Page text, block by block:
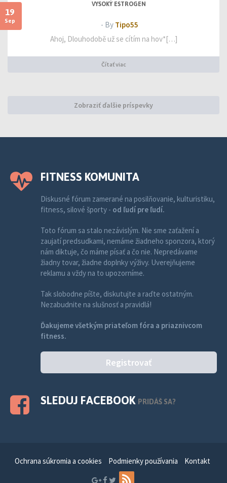
19
Sep
VYSOKÝ ESTROGEN
- By Tipo55
Ahoj, Dlouhodobě už se cítím na hov*[…]
Čítať viac
Zobraziť ďalšie príspevky
FITNESS KOMUNITA
Diskusné fórum zamerané na posilňovanie, kulturistiku,
fitness, silové športy - od ľudí pre ľudí.
Toto fórum sa stalo nezávislým. Nie sme zaťažení a
zaujatí predsudkami, nemáme žiadneho sponzora, ktorý
nám diktuje, čo máme písať a čo nie. Nepredávame
žiadny tovar, žiadne doplnky výživy. Uverejňujeme
reklamu a vždy na to upozorníme.
Tak slobodne píšte, diskutujte a raďte ostatným.
Nezabudnite na slušnosť a pravidlá!
Ďakujeme všetkým priateľom fóra a priaznivcom
fitness.
Registrovať
SLEDUJ FACEBOOK PRIDÁŠ SA?
Ochrana súkromia a cookies Podmienky používania Kontakt